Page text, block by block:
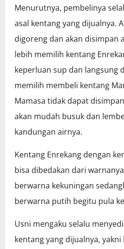
Menurutnya, pembelinya
asal kentang yang dijualnya.
digoreng dan akan disimpan
lebih memilih kentang
keperluan sup dan langsung
memilih membeli kentang
Mamasa tidak dapat
akan mudah busuk dan
kandungan airnya.
Kentang Enrekang dengan
bisa dibedakan dari
berwarna kekuningan
berwarna putih begitu pula
Usni mengaku selalu
kentang yang dijualnya,